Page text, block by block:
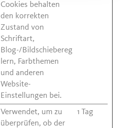
Cookies behalten
den korrekten
Zustand von
Schriftart,
Blog-/Bildschiebereg
lern, Farbthemen
und anderen
Website-
Einstellungen bei.
Verwendet, um zu
überprüfen, ob der
1 Tag